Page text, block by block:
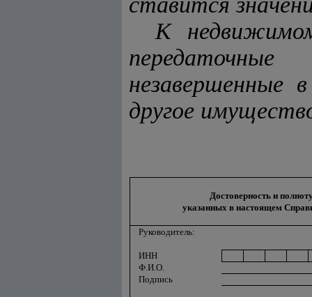
К
незавершенные
другое
Достоверность и
указанных в настоящем
Руководитель:
ИНН
Ф.И.О.
Подпись